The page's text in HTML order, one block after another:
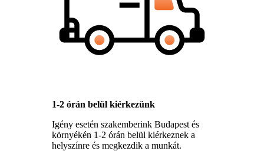
1-2 órán belül kiérkezünk
Igény esetén szakemberink Budapest és
környékén 1-2 órán belül kiérkeznek a
helyszínre és megkezdik a munkát.